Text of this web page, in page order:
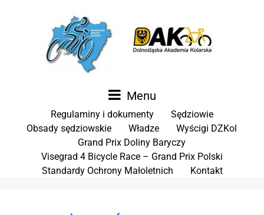
Menu
Regulaminy i dokumenty
Sędziowie
Obsady sędziowskie
Władze
Wyścigi DZKol
Grand Prix Doliny Baryczy
Visegrad 4 Bicycle Race – Grand Prix Polski
Standardy Ochrony Małoletnich
Kontakt